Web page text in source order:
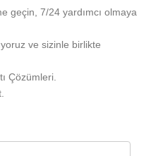
geçin, 7/24 yardımcı olmaya
ve sizinle birlikte
Çözümleri.